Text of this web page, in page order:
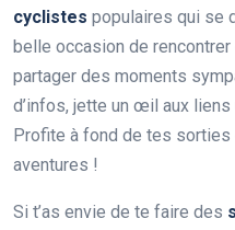
cyclistes populaires qui se
belle occasion de
partager des moments
d’infos, jette un œil aux liens
Profite à fond de tes
aventures !
Si t’as envie de te faire des